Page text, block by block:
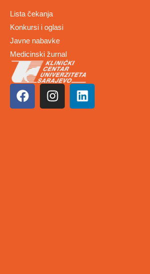
Lista čekanja
Konkursi i oglasi
Javne nabavke
Medicinski žurnal